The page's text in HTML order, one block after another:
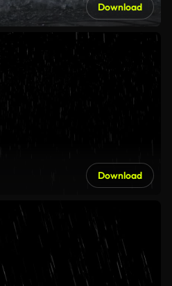
Download
Download